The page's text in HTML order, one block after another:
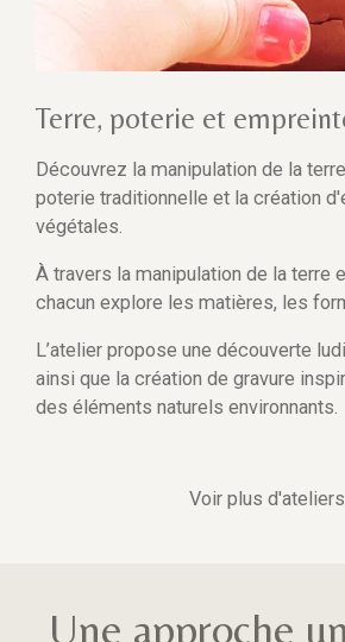
Terre, poterie et
Découvrez la manipulation de la
poterie traditionnelle et la création
végétales.
À travers la manipulation de la terre
chacun explore les matières, les
L’atelier propose une découverte
ainsi que la création de gravure
des éléments naturels environnants.
Voir plus d'ateliers
Une approche